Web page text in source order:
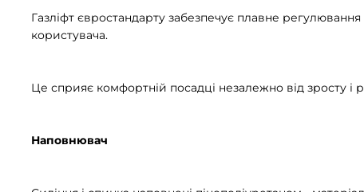
Газліфт євростандарту забезпечує плавне
користувача.
Це сприяє комфортній посадці незалежно від зросту і
Наповнювач